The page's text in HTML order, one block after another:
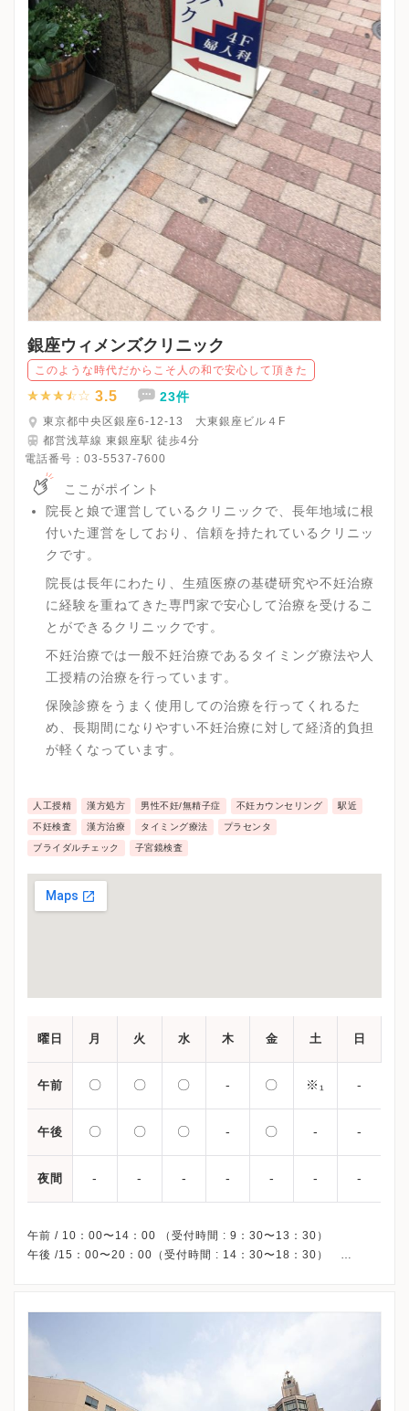
銀座ウィメンズクリニック
このような時代だからこそ人の和で安心して頂きた
3.5 23件
東京都中央区銀座6-12-13 大東銀座ビル４F
都営浅草線 東銀座駅 徒歩4分
電話番号： 03-5537-7600
ここがポイント
院長と娘で運営しているクリニックで、長年地域に根
付いた運営をしており、信頼を持たれているクリニッ
クです。
院長は長年にわたり、生殖医療の基礎研究や不妊治療
に経験を重ねてきた専門家で安心して治療を受けるこ
とができるクリニックです。
不妊治療では一般不妊治療であるタイミング療法や人
工授精の治療を行っています。
保険診療をうまく使用しての治療を行ってくれるた
め、長期間になりやすい不妊治療に対して経済的負担
が軽くなっています。
人工授精 漢方処方 男性不妊/無精子症 不妊カウンセリング 駅近
不妊検査 漢方治療 タイミング療法 プラセンタ
ブライダルチェック 子宮鏡検査
曜日 月 火 水 木 金 土 日
午前 〇 〇 〇 - 〇 ※₁ -
午後 〇 〇 〇 - 〇 - -
夜間 - - - - - - -
午前 / 10：00〜14：00 （受付時間 : 9：30〜13：30）
午後 /15：00〜20：00（受付時間 : 14：30〜18：30）
その他休診日/ 不明
予約/ 不要（平日午後と土曜日はWebでの順番取りが可能です。）
※受診前には必ずクリニックHPを確認、または直接お問い合わせ